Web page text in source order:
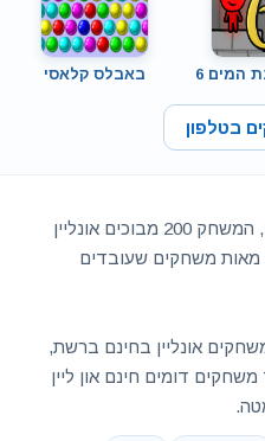
המים 6 באבלס קלאסי
בטלפון
משחק 200 מבוכים במחשב חינם, המשחק 200 מבוכים אונליין
מאות משחקים שעובדים
אונליין בחינם ברשת,
דומים חינם און ליין